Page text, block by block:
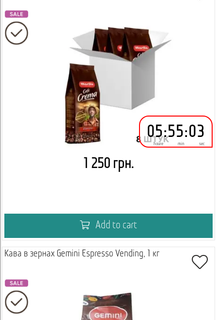
05
houre
:55
min
:02
sec
1 250 грн.
Add to cart
Кава в зернах Gemini Espresso Vending, 1 кг